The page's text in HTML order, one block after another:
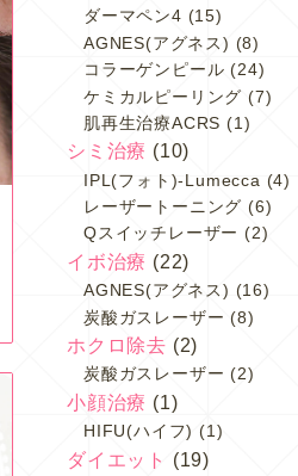
ダーマペン4 (15)
AGNES(アグネス) (8)
コラーゲンピール (24)
ケミカルピーリング (7)
肌再生治療ACRS (1)
シミ治療 (10)
IPL(フォト)-Lumecca (4)
レーザートーニング (6)
Qスイッチレーザー (2)
イボ治療 (22)
AGNES(アグネス) (16)
炭酸ガスレーザー (8)
ホクロ除去 (2)
炭酸ガスレーザー (2)
小顔治療 (1)
HIFU(ハイフ) (1)
ダイエット (19)